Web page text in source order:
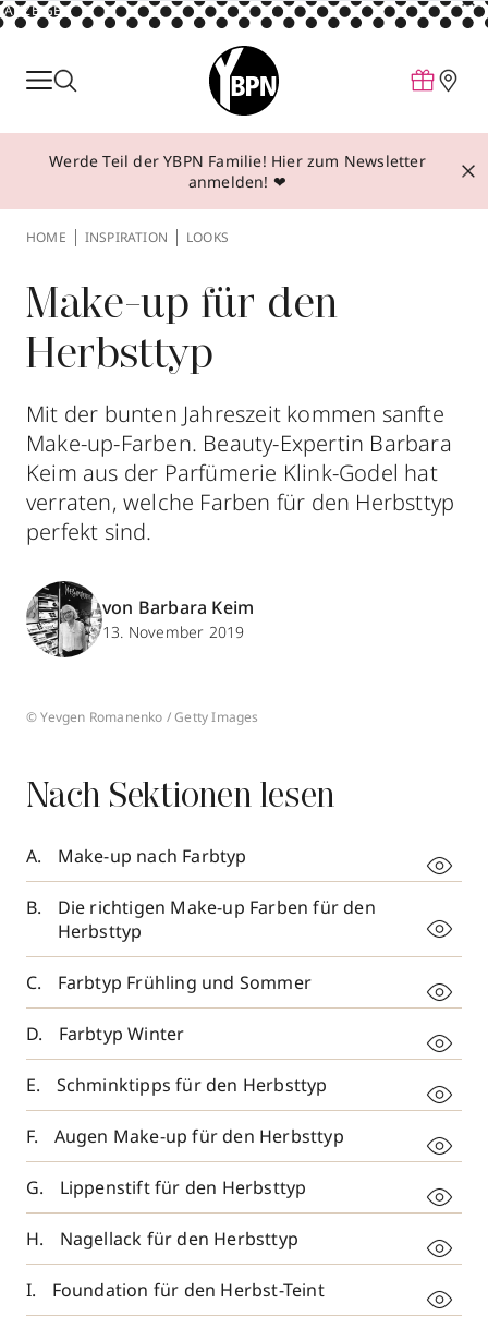
ANZEIGE
Parfum
Make-up
Behandlungen
Über YBPN
Aktionen
Storefinder
Werde Teil der YBPN Familie! Hier zum Newsletter
anmelden! ❤
HOME INSPIRATION LOOKS
Make-up für den
Herbsttyp
Mit der bunten Jahreszeit kommen sanfte
Make-up-Farben. Beauty-Expertin Barbara
Keim aus der Parfümerie Klink-Godel hat
verraten, welche Farben für den Herbsttyp
perfekt sind.
von Barbara Keim
13. November 2019
© Yevgen Romanenko / Getty Images
Nach Sektionen lesen
Make-up nach Farbtyp
Die richtigen Make-up Farben für den
Herbsttyp
Farbtyp Frühling und Sommer
Farbtyp Winter
Schminktipps für den Herbsttyp
Augen Make-up für den Herbsttyp
Lippenstift für den Herbsttyp
Nagellack für den Herbsttyp
Foundation für den Herbst-Teint